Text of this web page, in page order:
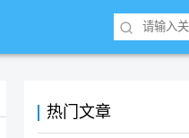
热门文章